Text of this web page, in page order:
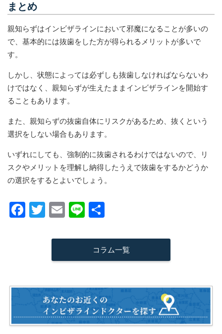
まとめ
親知らずはインビザラインにおいて邪魔になることが多いの
で、基本的には抜歯をした方が得られるメリットが多いで
す。
しかし、状態によっては必ずしも抜歯しなければならないわ
けではなく、親知らずが生えたままインビザラインを開始す
ることもあります。
また、親知らずの抜歯自体にリスクがあるため、抜くという
選択をしない場合もあります。
いずれにしても、強制的に抜歯されるわけではないので、リ
スクやメリットを理解し納得したうえで抜歯をするかどうか
の選択をするとよいでしょう。
F
o
k
T
tt
er
E
ail
Li
eコラム一覧